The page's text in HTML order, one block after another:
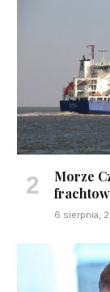
Morze
6 sierpnia,